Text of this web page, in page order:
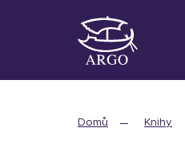
Domů Knihy